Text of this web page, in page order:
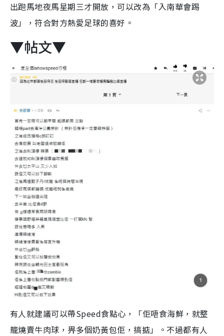
出跑馬地夜馬星期三才開放，可以改為「入南華會踢
波」，符合對方熱愛足球的喜好。
▼帖文▼
有人就建議可以帶Speed食點心，「佢唔食海鮮，就整
籠燒賣牛肉球，畀多個奶黃包佢，搞掂」。不過都有人